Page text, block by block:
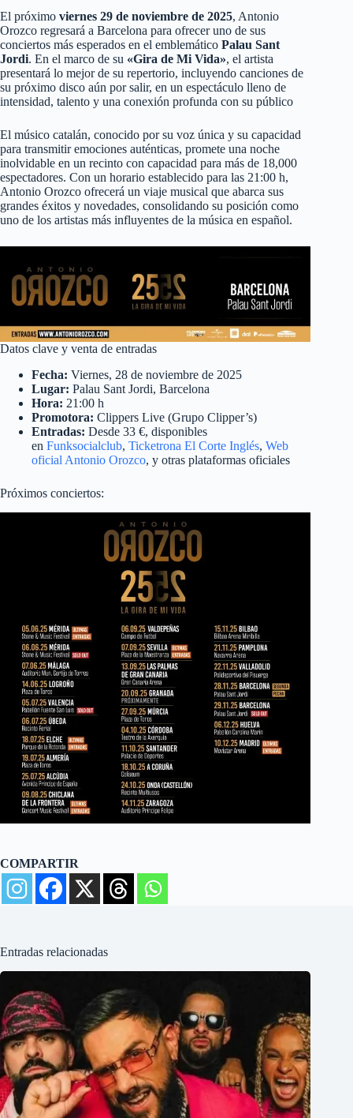
El próximo viernes 29 de noviembre de 2025, Antonio
Orozco regresará a Barcelona para ofrecer uno de sus
conciertos más esperados en el emblemático Palau Sant
Jordi. En el marco de su «Gira de Mi Vida», el artista
presentará lo mejor de su repertorio, incluyendo canciones de
su próximo disco aún por salir, en un espectáculo lleno de
intensidad, talento y una conexión profunda con su público
El músico catalán, conocido por su voz única y su capacidad
para transmitir emociones auténticas, promete una noche
inolvidable en un recinto con capacidad para más de 18,000
espectadores. Con un horario establecido para las 21:00 h,
Antonio Orozco ofrecerá un viaje musical que abarca sus
grandes éxitos y novedades, consolidando su posición como
uno de los artistas más influyentes de la música en español.
Datos clave y venta de entradas
Fecha: Viernes, 28 de noviembre de 2025
Lugar: Palau Sant Jordi, Barcelona
Hora: 21:00 h
Promotora: Clippers Live (Grupo Clipper’s)
Entradas: Desde 33 €, disponibles
en Funksocialclub, Ticketrona El Corte Inglés, Web
oficial Antonio Orozco, y otras plataformas oficiales
Próximos conciertos:
COMPARTIR
Entradas relacionadas